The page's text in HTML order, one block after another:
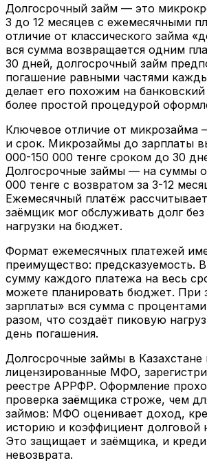
Долгосрочный займ — это
3 до 12 месяцев с ежемесячными
отличие от классического займа
вся сумма возвращается одним
30 дней, долгосрочный займ
погашение равными частями
делает его похожим на
более простой процедурой
Ключевое отличие от
и срок. Микрозаймы до зарплаты
000-150 000 тенге сроком до 30
Долгосрочные займы — на суммы
000 тенге с возвратом за 3-12
Ежемесячный платёж
заёмщик мог обслуживать долг
нагрузки на бюджет.
Формат ежемесячных платежей
преимущество: предсказуемость.
сумму каждого платежа на весь
можете планировать бюджет. При
зарплаты» вся сумма с
разом, что создаёт пиковую
день погашения.
Долгосрочные займы в
лицензированные МФО,
реестре АРРФР. Оформление
проверка заёмщика строже, чем
займов: МФО оценивает доход,
историю и коэффициент долговой
Это защищает и заёмщика, и
невозврата.